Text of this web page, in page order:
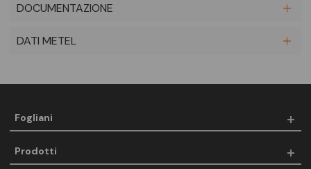
DOCUMENTAZIONE
DATI METEL
Fogliani
Prodotti